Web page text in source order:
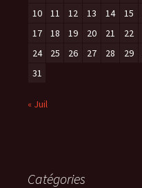
10
11 12 13 14 15
17
18 19 20 21 22
24
25 26 27 28 29
31
« Juil
Catégories